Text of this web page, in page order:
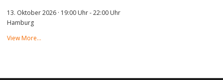
13. Oktober 2026 · 19:00 Uhr-22:00 Uhr
Hamburg
View More…